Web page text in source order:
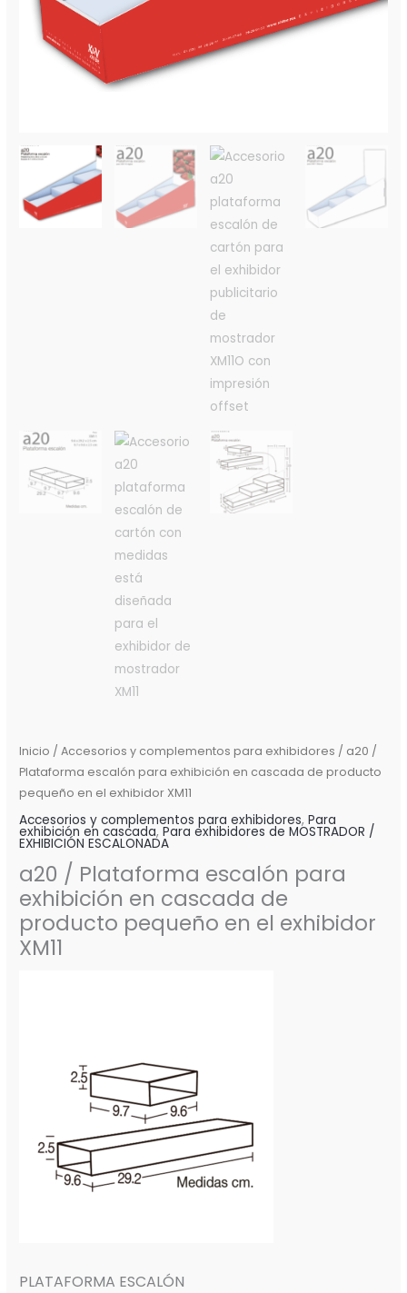
Inicio /Accesorios y complementos para exhibidores / a20 /
Plataforma escalón para exhibición en cascada de producto
pequeño en el exhibidor XM11
Accesorios y complementos para exhibidores,Para
exhibición en cascada,Para exhibidores de MOSTRADOR /
EXHIBICIÓN ESCALONADA
a20 / Plataforma escalón para
exhibición en cascada de
producto pequeño en el exhibidor
XM11
PLATAFORMA ESCALÓN